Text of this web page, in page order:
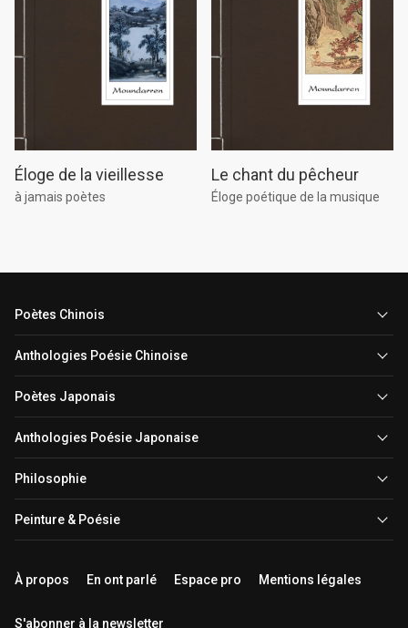
Éloge de la vieillesse
à jamais poètes
Le chant du pêcheur
Éloge poétique de la musique
Poètes Chinois
Anthologies Poésie Chinoise
Poètes Japonais
Anthologies Poésie Japonaise
Philosophie
Peinture & Poésie
S'abonner à la newsletter
À propos En ont parlé Espace pro Mentions légales